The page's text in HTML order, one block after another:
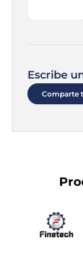
Escribe
Comparte